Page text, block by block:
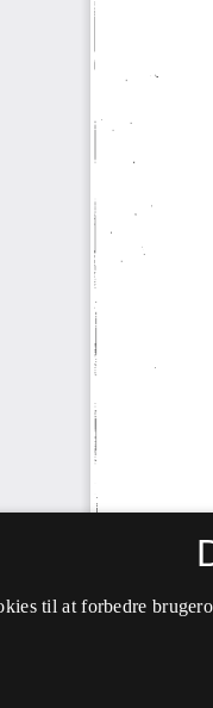
til at forbedre